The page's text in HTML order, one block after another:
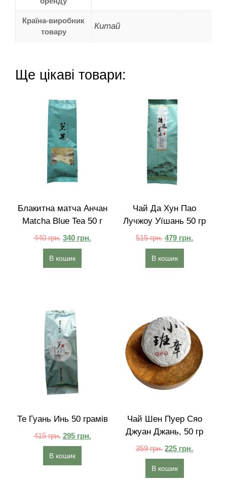
Країна-виробник
товару
Китай
Ще цікаві товари:
Блакитна матча Анчан
Matcha Blue Tea 50 г
440грн. 340 грн.
В кошик
Чай Да Хун Пао
Лучжоу Уїшань 50 гр
515грн. 479 грн.
В кошик
Те Гуань Инь 50 грамів
415грн. 295 грн.
В кошик
Чай Шен Пуер Сяо
Джуан Джань, 50 гр
359грн. 225 грн.
В кошик